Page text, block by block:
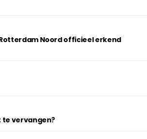
Noord officieel erkend
te vervangen?